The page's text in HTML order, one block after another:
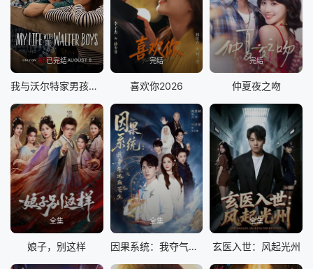
已完结
我与沃尔特家男孩的生活第三季
完结
喜欢你2026
完结
仲夏夜之吻
全集
娘子，别这样
全集
因果系统：我夺气运救苍生
全集
玄医入世：风起光州